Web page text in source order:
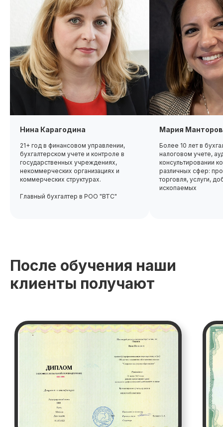
Нина Карагодина
21+ год в финансовом управлении,
бухгалтерском учете и контроле в
государственных учреждениях,
некоммерческих организациях и
коммерческих структурах.
Главный бухгалтер в РОО "ВТС"
Мария
Более 10 лет в
налоговом учете,
консультировании
различных сфер:
торговля, услуги,
ископаемых
После обучения наши
клиенты получают